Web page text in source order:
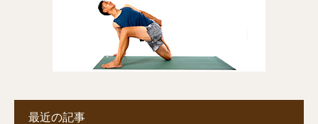
最近の記事